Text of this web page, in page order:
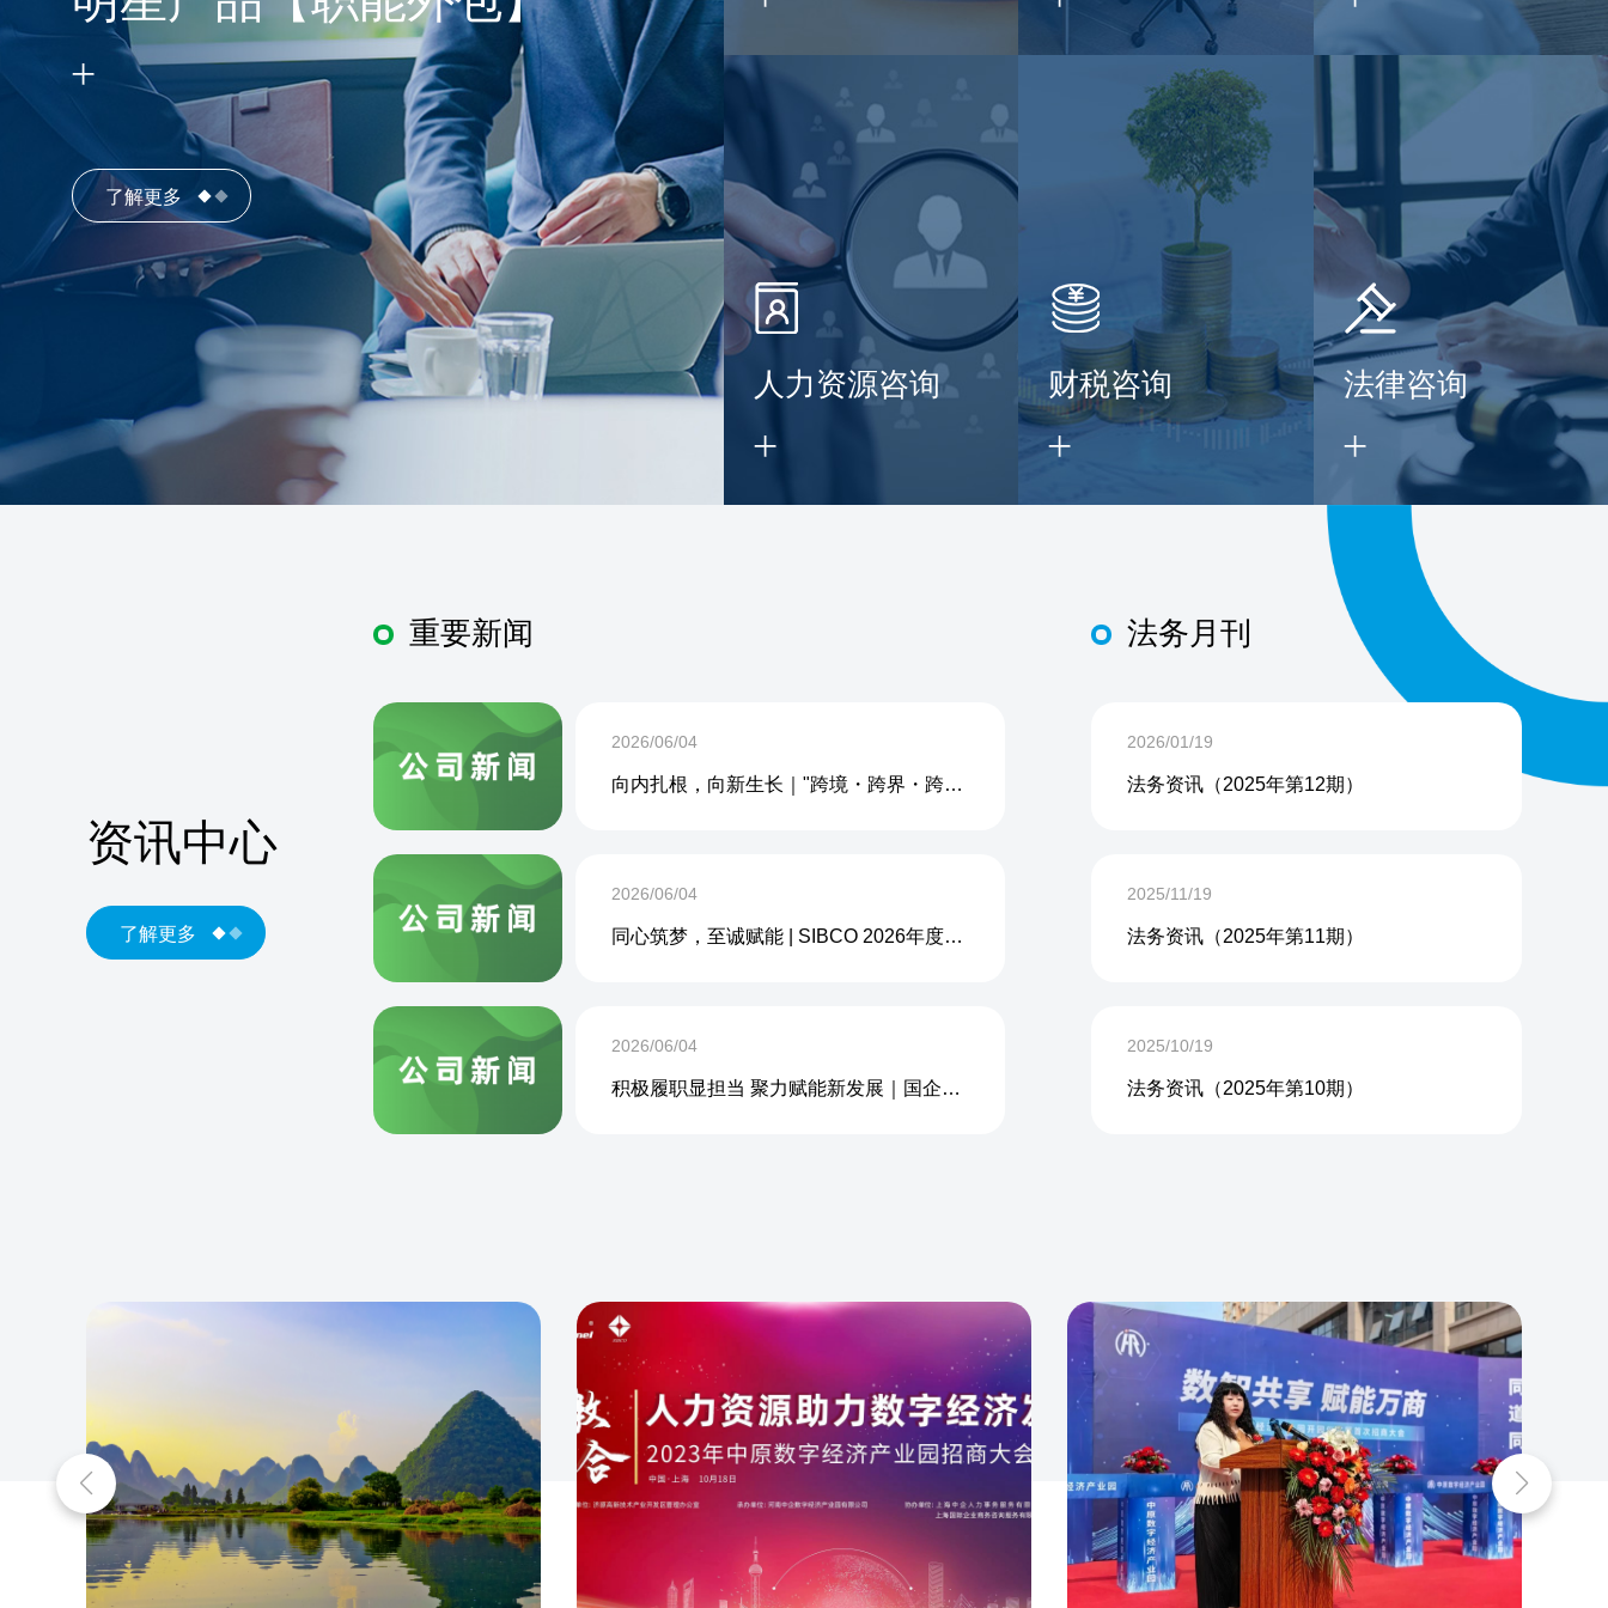
了解更多
人力资源咨询 财税咨询 法律咨询
资讯中心
了解更多
重要新闻
2026/06/04
向内扎根，向新生长｜"跨境・跨界・跨周期企业内生力沙龙"成功举办
2026/06/04
同心筑梦，至诚赋能 | SIBCO 2026年度团建活动圆满收官
2026/06/04
积极履职显担当 聚力赋能新发展｜国企商务&中企人力出席上海现代服务业联合会第五届会员大会第三次会议暨2026服务业高质量发展大会
法务月刊
2026/01/19
法务资讯（2025年第12期）
2025/11/19
法务资讯（2025年第11期）
2025/10/19
法务资讯（2025年第10期）